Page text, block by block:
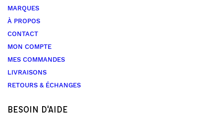
MARQUES
À PROPOS
CONTACT
MON COMPTE
MES COMMANDES
LIVRAISONS
RETOURS & ÉCHANGES
BESOIN D'AIDE